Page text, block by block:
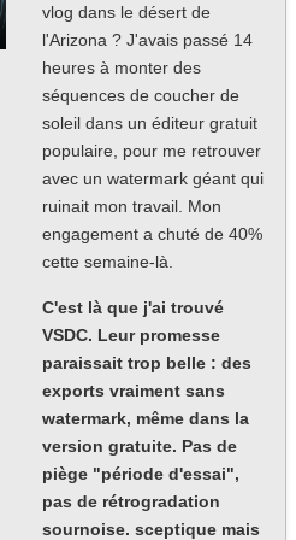
vlog dans le désert de
l'Arizona ? J'avais passé 14
heures à monter des
séquences de coucher de
soleil dans un éditeur gratuit
populaire, pour me retrouver
avec un watermark géant qui
ruinait mon travail. Mon
engagement a chuté de 40%
cette semaine-là.
C'est là que j'ai trouvé
VSDC. Leur promesse
paraissait trop belle : des
exports vraiment sans
watermark, même dans la
version gratuite. Pas de
piège "période d'essai",
pas de rétrogradation
sournoise. sceptique mais